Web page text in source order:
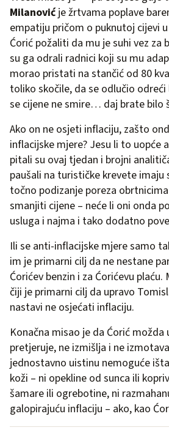
Milanovićje žrtvama poplave
empatiju pričom o puknutoj cijevi
Ćorić požaliti da mu je suhi vez za
su ga odrali radnici koji su mu
morao pristati na stančić od 80
toliko skočile, da se odlučio
se cijene ne smire… daj brate bilo
Ako on ne osjeti inflaciju, zašto
inflacijske mjere? Jesu li to uopće
pitali su ovaj tjedan i brojni
paušali na turističke krevete
točno podizanje poreza
smanjiti cijene – neće li oni onda
usluga i najma i tako dodatno
Ili se anti-inflacijske mjere samo
im je primarni cilj da ne nestane
Ćorićev benzin i za Ćorićevu
čiji je primarni cilj da upravo
nastavi ne osjećati inflaciju.
Konačna misao je da Ćorić možda
pretjeruje, ne izmišlja i ne
jednostavno uistinu nemoguće
koži – ni opekline od sunca ili
šamare ili ogrebotine, ni
galopirajuću inflaciju – ako, kao